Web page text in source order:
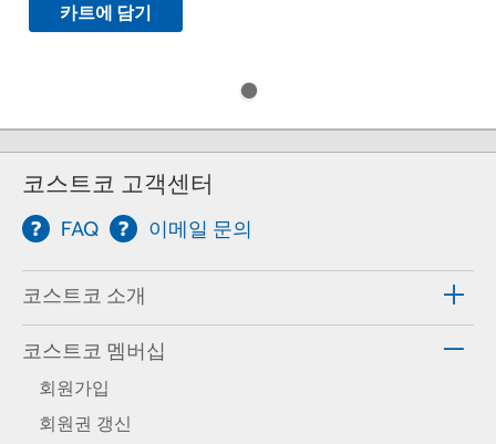
카트에 담기
코스트코 고객센터
FAQ 이메일 문의
코스트코 소개
코스트코 멤버십
회원가입
회원권 갱신